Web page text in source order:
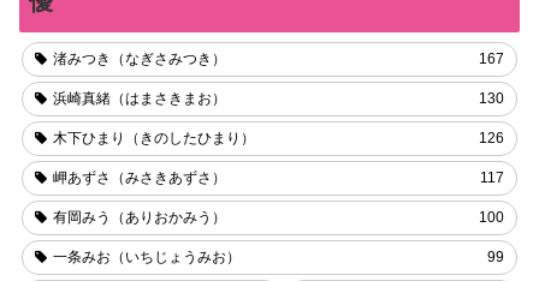
渚みつき（なぎさみつき） 167
浜崎真緒（はまさきまお） 130
木下ひまり（きのしたひまり） 126
岬あずさ（みさきあずさ） 117
有岡みう（ありおかみう） 100
一条みお（いちじょうみお） 99